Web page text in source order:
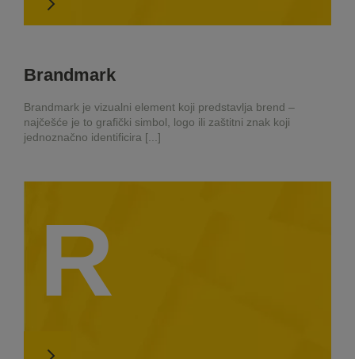
Brandmark
Brandmark je vizualni element koji predstavlja brend –
najčešće je to grafički simbol, logo ili zaštitni znak koji
jednoznačno identificira [...]
R